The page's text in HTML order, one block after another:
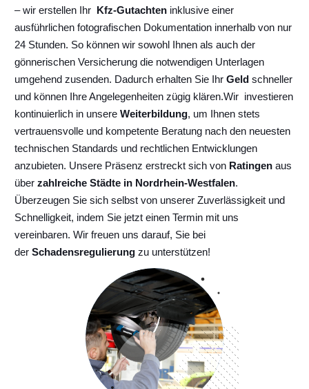
– wir erstellen Ihr Kfz-Gutachten inklusive einer
ausführlichen fotografischen Dokumentation innerhalb von nur
24 Stunden. So können wir sowohl Ihnen als auch der
gönnerischen Versicherung die notwendigen Unterlagen
umgehend zusenden. Dadurch erhalten Sie Ihr Geld schneller
und können Ihre Angelegenheiten zügig klären.Wir investieren
kontinuierlich in unsere Weiterbildung, um Ihnen stets
vertrauensvolle und kompetente Beratung nach den neuesten
technischen Standards und rechtlichen Entwicklungen
anzubieten. Unsere Präsenz erstreckt sich von Ratingen aus
über zahlreiche Städte in Nordrhein-Westfalen.
Überzeugen Sie sich selbst von unserer Zuverlässigkeit und
Schnelligkeit, indem Sie jetzt einen Termin mit uns
vereinbaren. Wir freuen uns darauf, Sie bei
der Schadensregulierung zu unterstützen!